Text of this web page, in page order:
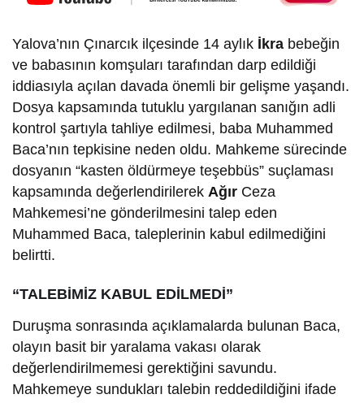
Yalova’nın Çınarcık ilçesinde 14 aylık İkra bebeğin
ve babasının komşuları tarafından darp edildiği
iddiasıyla açılan davada önemli bir gelişme yaşandı.
Dosya kapsamında tutuklu yargılanan sanığın adli
kontrol şartıyla tahliye edilmesi, baba Muhammed
Baca’nın tepkisine neden oldu. Mahkeme sürecinde
dosyanın “kasten öldürmeye teşebbüs” suçlaması
kapsamında değerlendirilerek Ağır Ceza
Mahkemesi’ne gönderilmesini talep eden
Muhammed Baca, taleplerinin kabul edilmediğini
belirtti.
“TALEBİMİZ KABUL EDİLMEDİ”
Duruşma sonrasında açıklamalarda bulunan Baca,
olayın basit bir yaralama vakası olarak
değerlendirilmemesi gerektiğini savundu.
Mahkemeye sundukları talebin reddedildiğini ifade